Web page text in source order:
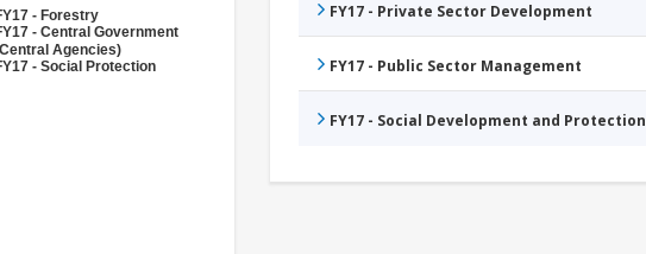
- Forestry
- Central Government
Agencies)
- Social Protection
FY17 - Private Sector Development
FY17 - Public Sector Management
FY17 - Social Development and Protection